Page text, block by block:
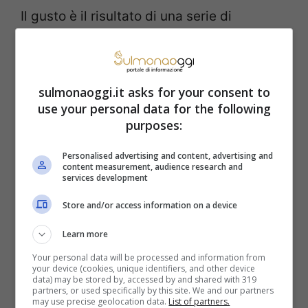
Il gusto è il risultato di una serie di
parte sul palato. La distribuzione e la
sensibilità delle papille gustative varia da
persona a persona. Questo significa che
sensoriale di un alimento in maniera
l’odore può avere un aspetto rilevante. Ci
sono centinaia di recettori specifici nel
naso e ognuno ha un mix leggermente
diverso. Ad alcune persone, ad esempio,
sulmonaoggi.it asks for your consent to
use your personal data for the following
purposes:
Personalised advertising and content, advertising and
content measurement, audience research and
services development
Store and/or access information on a device
Learn more
Your personal data will be processed and information from
your device (cookies, unique identifiers, and other device
data) may be stored by, accessed by and shared with 319
partners, or used specifically by this site. We and our partners
may use precise geolocation data. List of partners.